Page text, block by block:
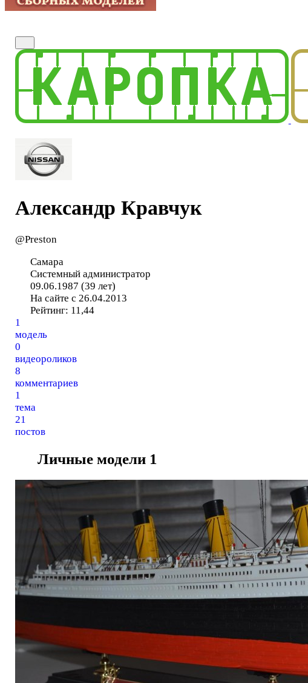
Александр Кравчук
@Preston
Самара
Системный администратор
09.06.1987 (39 лет)
На сайте с 26.04.2013
Рейтинг: 11,44
1
модель
0
видеороликов
8
комментариев
1
тема
21
постов
Личные модели 1